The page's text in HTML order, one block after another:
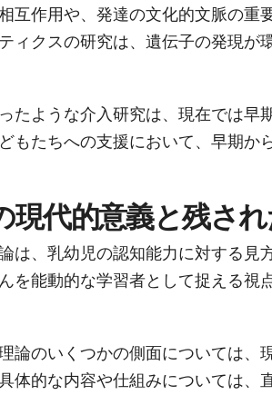
互作用や、発達の文化的文脈の重
ィクスの研究は、遺伝子の発現が
たような介入研究は、現在では早
もたちへの支援において、早期か
現代的意義と残さ
は、乳幼児の認知能力に対する見
を能動的な学習者として捉える視
論のいくつかの側面については、
体的な内容や仕組みについては、